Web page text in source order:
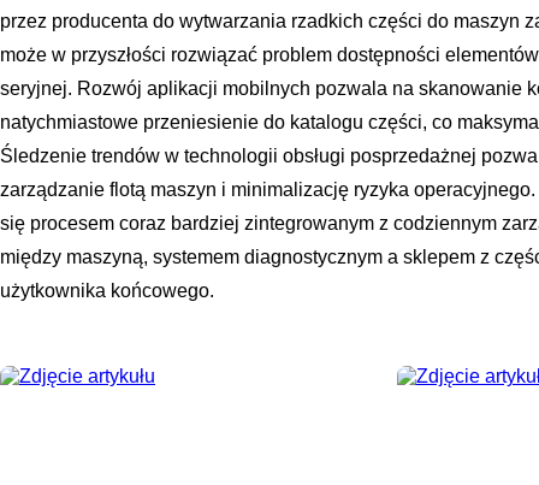
przez producenta do wytwarzania rzadkich części do maszyn
może w przyszłości rozwiązać problem dostępności
seryjnej. Rozwój aplikacji mobilnych pozwala na skanowanie
natychmiastowe przeniesienie do katalogu części, co
Śledzenie trendów w technologii obsługi posprzedażnej
zarządzanie flotą maszyn i minimalizację ryzyka
się procesem coraz bardziej zintegrowanym z codziennym
między maszyną, systemem diagnostycznym a sklepem z
użytkownika końcowego.